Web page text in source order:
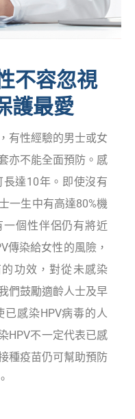
不容忽視
護最愛
有性經驗的男士或女
亦不能全面預防。感
達10年。即使沒有
一生中有高達80%機
一個性伴侶仍有將近
傳染給女性的風險，
功效，對從未感染
們鼓勵適齡人士及早
感染HPV病毒的人
HPV不一定代表已感
種疫苗仍可幫助預防